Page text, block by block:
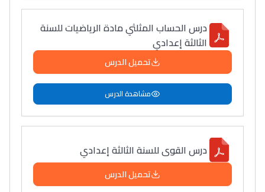
درس الحساب المثلثي مادة الرياضيات للسنة
الثالثة إعدادي
تحميل الدرس
مشاهدة الدرس
درس القوى للسنة الثالثة إعدادي
تحميل الدرس